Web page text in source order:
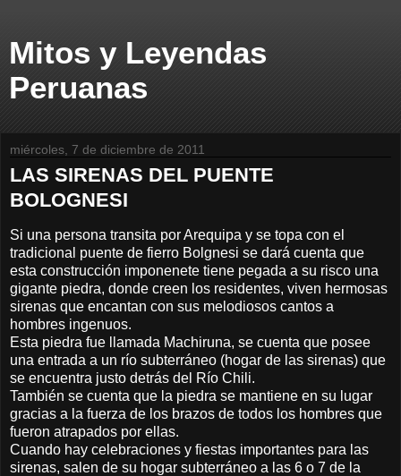
Mitos y Leyendas
Peruanas
miércoles, 7 de diciembre de 2011
LAS SIRENAS DEL PUENTE
BOLOGNESI
Si una persona transita por Arequipa y se topa con el
tradicional puente de fierro Bolgnesi se dará cuenta que
esta construcción imponenete tiene pegada a su risco una
gigante piedra, donde creen los residentes, viven hermosas
sirenas que encantan con sus melodiosos cantos a
hombres ingenuos.
Esta piedra fue llamada Machiruna, se cuenta que posee
una entrada a un río subterráneo (hogar de las sirenas) que
se encuentra justo detrás del Río Chili.
También se cuenta que la piedra se mantiene en su lugar
gracias a la fuerza de los brazos de todos los hombres que
fueron atrapados por ellas.
Cuando hay celebraciones y fiestas importantes para las
sirenas, salen de su hogar subterráneo a las 6 o 7 de la